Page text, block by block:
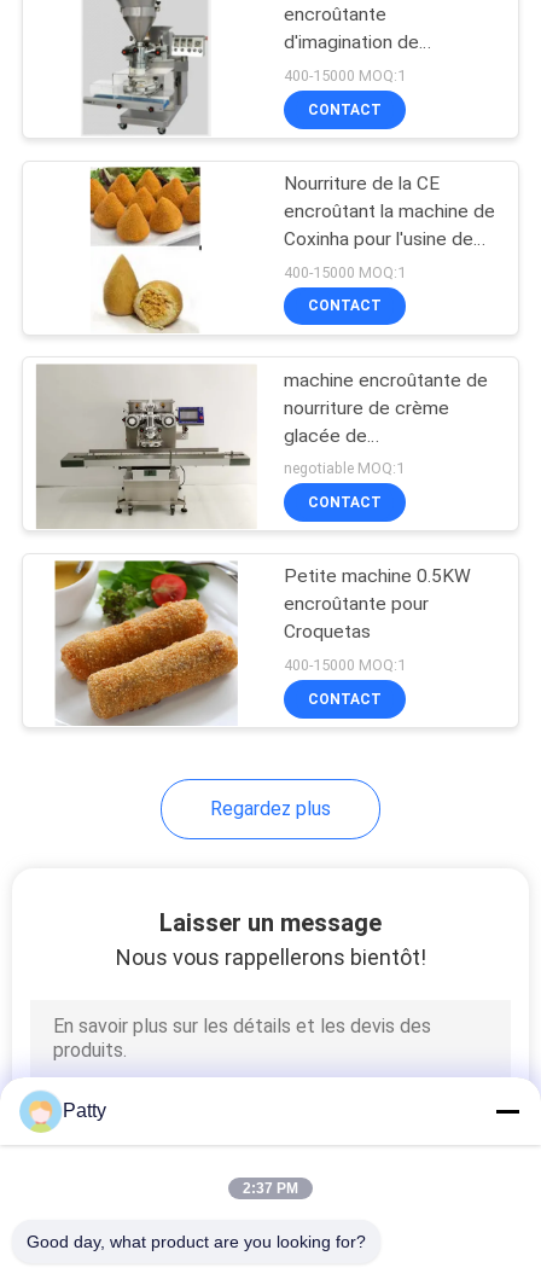
PRIVACY
POLICY
Machine bourrée
cuite à la vapeur de
petit pain
Machine
automatique de
Churro
Machine
encroûtante de
nourriture
Équipement
boulangerie
Machine de
déposant de biscuit
encroûtante
d'imagination de
nourriture de 0.5kw
L800mm
400-15000 MOQ:1
CONTACT
Nourriture de la CE
encroûtant la machine de
Coxinha pour l'usine de
nourriture
400-15000 MOQ:1
CONTACT
machine encroûtante de
nourriture de crème
glacée de
1900*1120mm Mochi
negotiable MOQ:1
CONTACT
Petite machine 0.5KW
encroûtante pour
Croquetas
400-15000 MOQ:1
CONTACT
Regardez plus
Laisser un message
Nous vous rappellerons bientôt!
Patty
2:37 PM
Good day, what product are you looking for?